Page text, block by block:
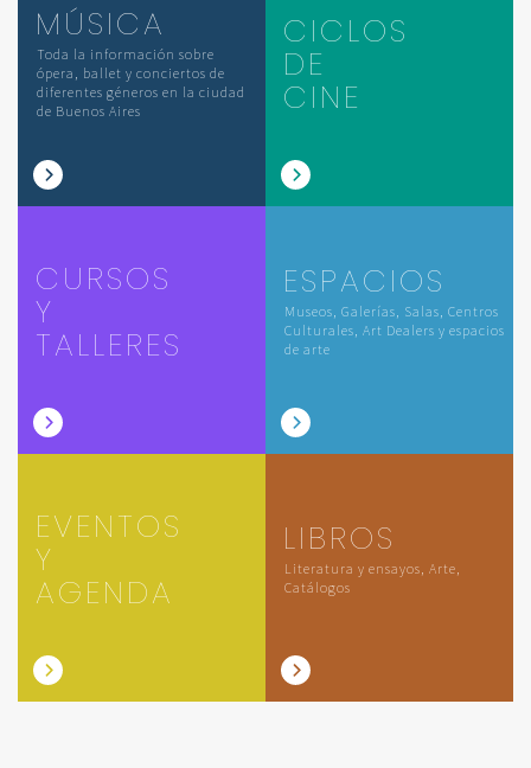
MÚSICA
Toda la información sobre
ópera, ballet y conciertos de
diferentes géneros en la ciudad
de Buenos Aires
CICLOS
DE
CINE
CURSOS
Y
TALLERES
ESPACIOS
Museos, Galerías, Salas, Centros
Culturales, Art Dealers y espacios
de arte
EVENTOS
Y
AGENDA
LIBROS
Literatura y ensayos, Arte,
Catálogos